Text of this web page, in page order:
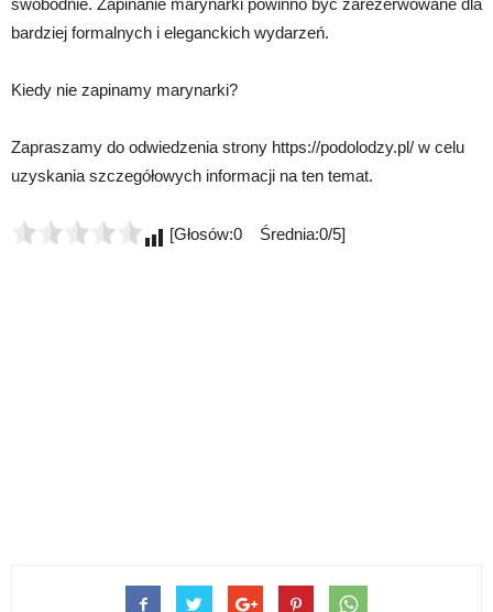
bardziej formalnych i eleganckich wydarzeń.
Kiedy nie zapinamy marynarki?
Zapraszamy do odwiedzenia strony https://podolodzy.pl/ w celu
uzyskania szczegółowych informacji na ten temat.
[Głosów:0 Średnia:0/5]